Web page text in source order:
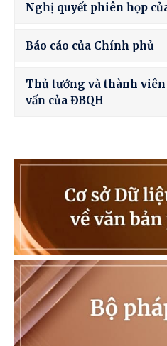
Nghị quyết phiên họp
Báo cáo của Chính phủ
Thủ tướng và thành
vấn của ĐBQH